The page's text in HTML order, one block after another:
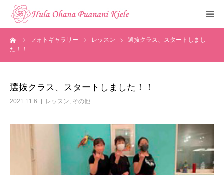
フォトギャラリー レッスン
選抜クラス、スタートしまし
た！！
選抜クラス、スタートしました！！
2021.11.6 レッスン, その他
トップ
クラスのご紹介